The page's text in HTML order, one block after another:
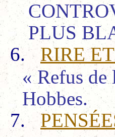
PLUS
6.
RIRE
« Refus
Hobbes.
7.